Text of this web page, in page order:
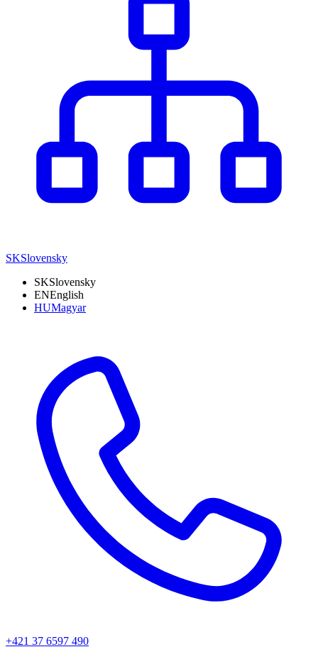
SKSlovensky
SKSlovensky
ENEnglish
HUMagyar
+421 37 6597 490